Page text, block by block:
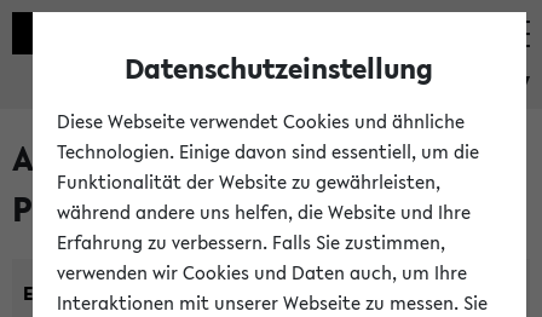
eKVV
Alle noch stattfindenden
Prüfungen
Einrichtung:
Datenschutzeinstellung
Diese Webseite verwendet Cookies und ähnliche
Technologien. Einige davon sind essentiell, um die
Funktionalität der Website zu gewährleisten,
während andere uns helfen, die Website und Ihre
Erfahrung zu verbessern. Falls Sie zustimmen,
verwenden wir Cookies und Daten auch, um Ihre
Interaktionen mit unserer Webseite zu messen. Sie